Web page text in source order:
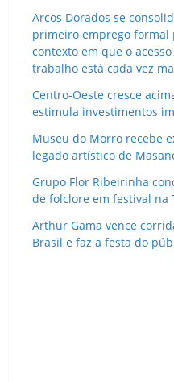
Arcos Dorados se
primeiro emprego formal
contexto em que o
trabalho está cada vez
Centro-Oeste cresce
estimula investimentos
Museu do Morro recebe
legado artístico de
Grupo Flor Ribeirinha
de folclore em festival na
Arthur Gama vence
Brasil e faz a festa do